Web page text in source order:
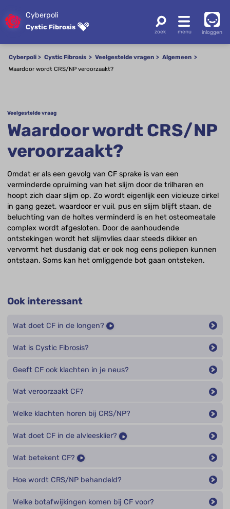
Cyberpoli
Cystic Fibrosis
inloggen
Cyberpoli Cystic Fibrosis Veelgestelde vragen
Algemeen
Waardoor wordt CRS/NP veroorzaakt?
Veelgestelde vraag
Waardoor wordt CRS/NP
veroorzaakt?
Omdat er als een gevolg van CF sprake is van een
verminderde opruiming van het slijm door de trilharen en
hoopt zich daar slijm op. Zo wordt eigenlijk een vicieuze cirkel
in gang gezet, waardoor er vuil, pus en slijm blijft staan, de
beluchting van de holtes verminderd is en het osteomeatale
complex wordt afgesloten. Door de aanhoudende
ontstekingen wordt het slijmvlies daar steeds dikker en
vervormt het dusdanig dat er ook nog eens poliepen kunnen
ontstaan. Soms kan het omliggende bot gaan ontsteken.
Ook interessant
Wat doet CF in de longen?
Wat is Cystic Fibrosis?
Geeft CF ook klachten in je neus?
Wat veroorzaakt CF?
Welke klachten horen bij CRS/NP?
Wat doet CF in de alvleesklier?
Wat betekent CF?
Hoe wordt CRS/NP behandeld?
Welke botafwijkingen komen bij CF voor?